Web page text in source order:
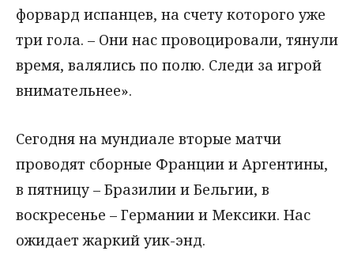
форвард испанцев, на счету которого уже
три гола. – Они нас провоцировали, тянули
время, валялись по полю. Следи за игрой
внимательнее».
Сегодня на мундиале вторые матчи
проводят сборные Франции и Аргентины,
в пятницу – Бразилии и Бельгии, в
воскресенье – Германии и Мексики. Нас
ожидает жаркий уик-энд.